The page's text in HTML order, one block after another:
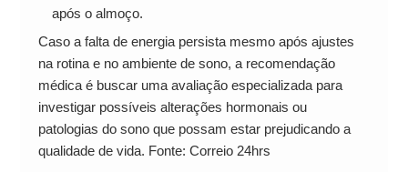
após o almoço.
Caso a falta de energia persista mesmo após ajustes
na rotina e no ambiente de sono, a recomendação
médica é buscar uma avaliação especializada para
investigar possíveis alterações hormonais ou
patologias do sono que possam estar prejudicando a
qualidade de vida. Fonte: Correio 24hrs